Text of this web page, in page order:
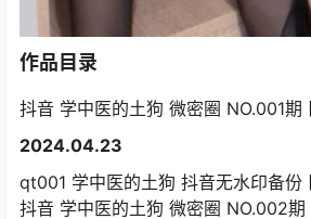
作品目录
抖音 学中医的土狗 微密圈 NO.001
2024.04.23
qt001 学中医的土狗 抖音无水印备
抖音 学中医的土狗 微密圈 NO.002